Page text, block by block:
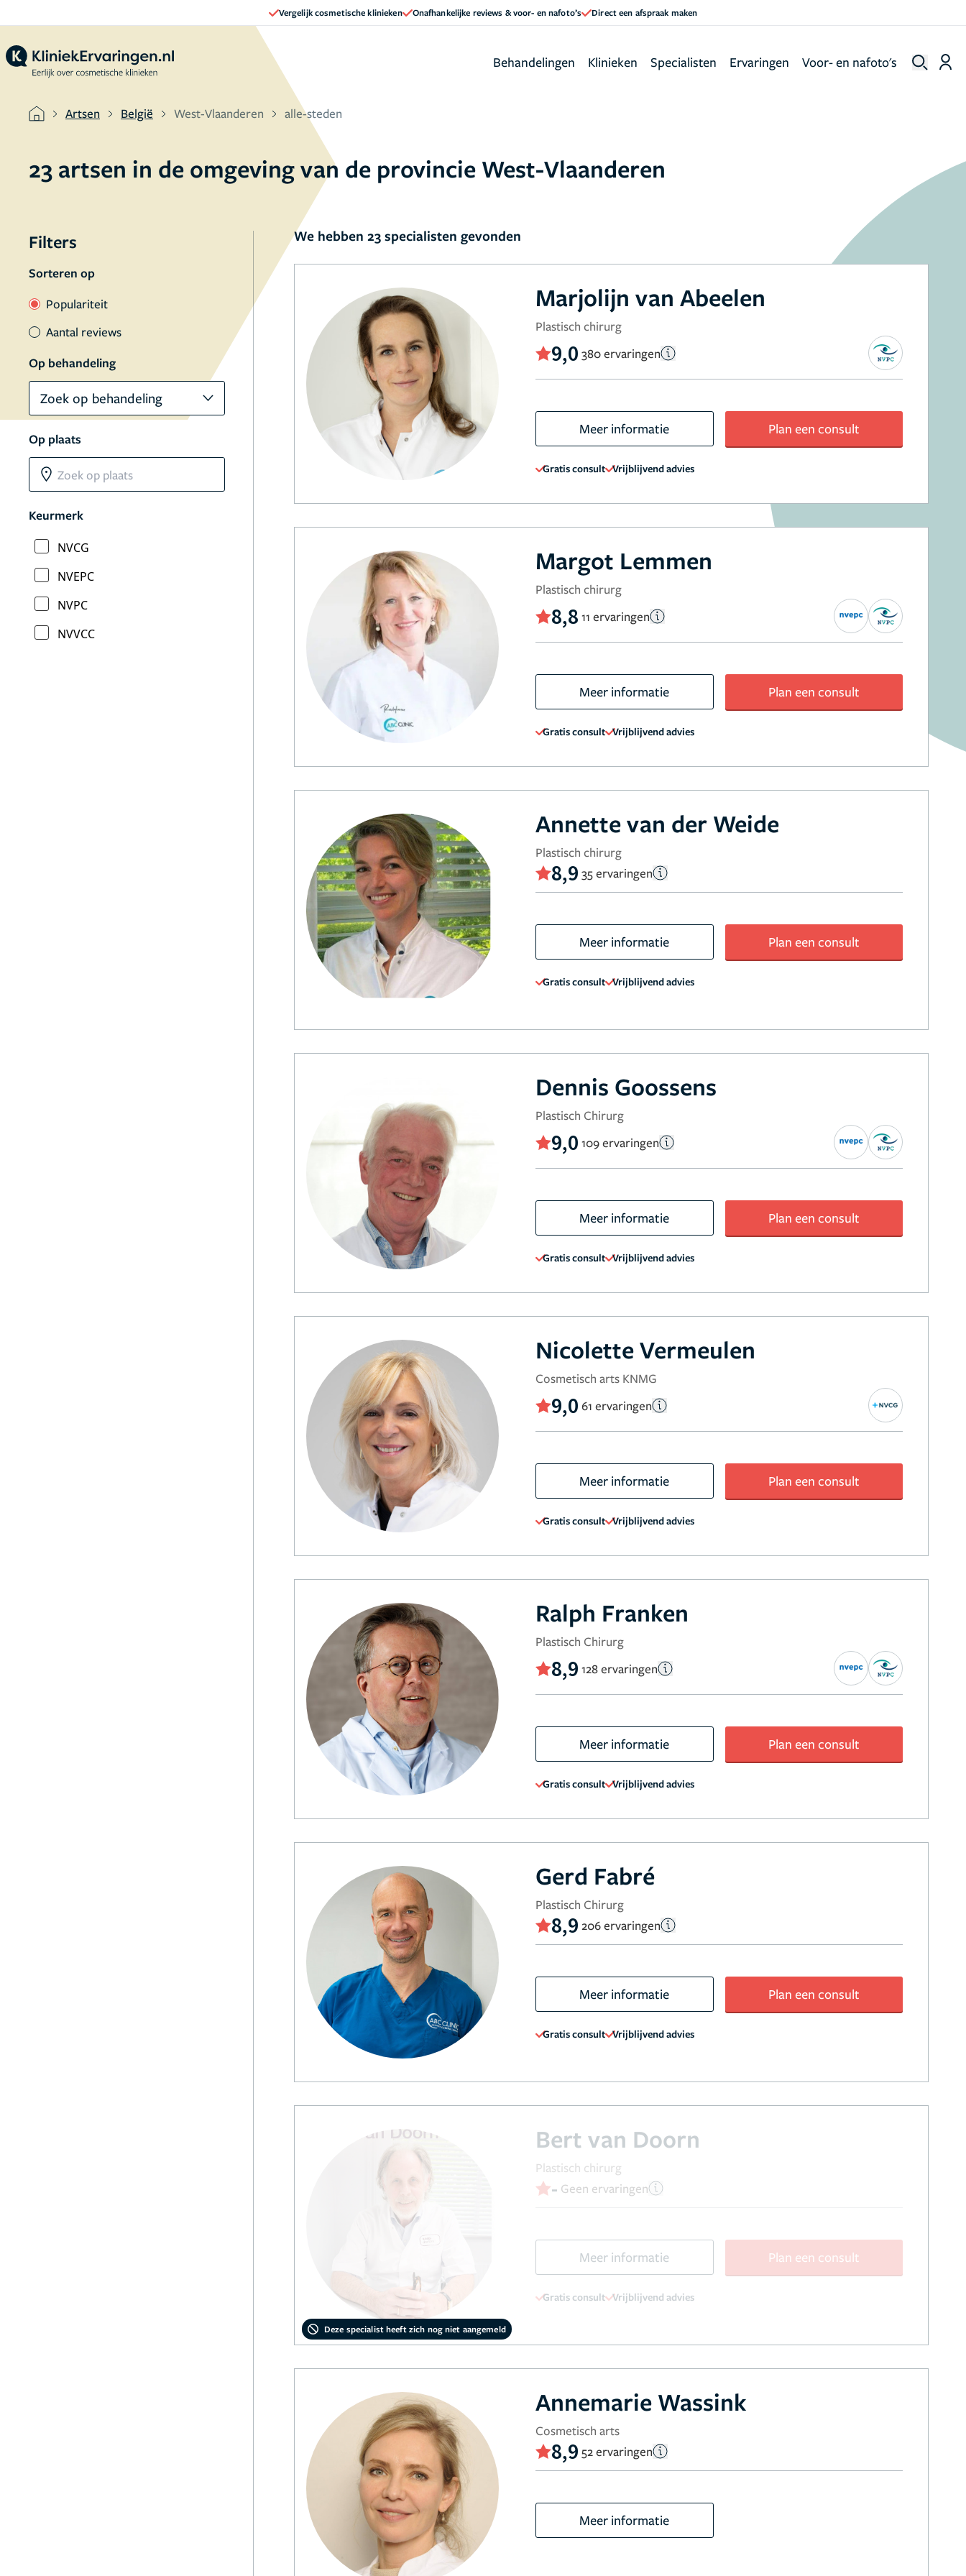
Vergelijk cosmetische klinieken Onafhankelijke reviews & voor- en nafoto’s Direct een afspraak maken
Behandelingen Klinieken Specialisten Ervaringen Voor- en nafoto's
Artsen België West-Vlaanderen alle-steden
23 artsen in de omgeving van de provincie West-Vlaanderen
Filters
Sorteren op
Populariteit
Aantal reviews
Op behandeling
Zoek op behandeling
Op plaats
Keurmerk
NVCG
NVEPC
NVPC
NVVCC
We hebben 23 specialisten gevonden
Marjolijn van Abeelen
Plastisch chirurg
9,0 380 ervaringen
Meer informatie Plan een consult
Gratis consult Vrijblijvend advies
Margot Lemmen
Plastisch chirurg
8,8 11 ervaringen
Meer informatie Plan een consult
Gratis consult Vrijblijvend advies
Annette van der Weide
Plastisch chirurg
8,9 35 ervaringen
Meer informatie Plan een consult
Gratis consult Vrijblijvend advies
Dennis Goossens
Plastisch Chirurg
9,0 109 ervaringen
Meer informatie Plan een consult
Gratis consult Vrijblijvend advies
Nicolette Vermeulen
Cosmetisch arts KNMG
9,0 61 ervaringen
Meer informatie Plan een consult
Gratis consult Vrijblijvend advies
Ralph Franken
Plastisch Chirurg
8,9 128 ervaringen
Meer informatie Plan een consult
Gratis consult Vrijblijvend advies
Gerd Fabré
Plastisch Chirurg
8,9 206 ervaringen
Meer informatie Plan een consult
Gratis consult Vrijblijvend advies
Deze specialist heeft zich nog niet aangemeld
Bert van Doorn
Plastisch chirurg
- Geen ervaringen
Meer informatie Plan een consult
Gratis consult Vrijblijvend advies
Annemarie Wassink
Cosmetisch arts
8,9 52 ervaringen
Meer informatie